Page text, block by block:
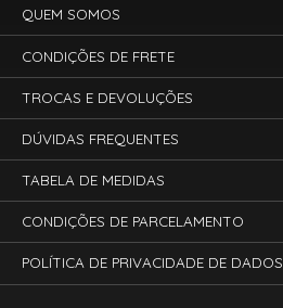
QUEM SOMOS
CONDIÇÕES DE FRETE
TROCAS E DEVOLUÇÕES
DÚVIDAS FREQUENTES
TABELA DE MEDIDAS
CONDIÇÕES DE PARCELAMENTO
POLÍTICA DE PRIVACIDADE DE DADOS